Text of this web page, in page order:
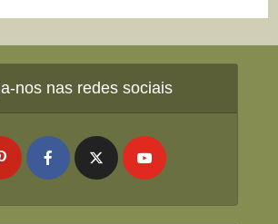
nos nas redes sociais